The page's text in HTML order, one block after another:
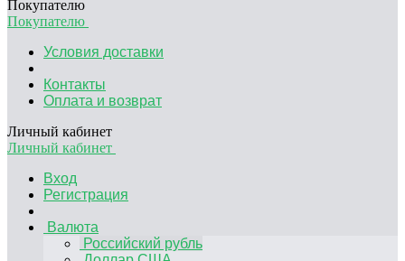
Покупателю
Покупателю
Условия доставки
Контакты
Оплата и возврат
Личный кабинет
Личный кабинет
Вход
Регистрация
Валюта
Российский рубль